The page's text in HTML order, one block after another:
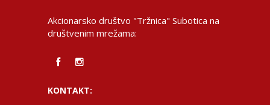
Akcionarsko društvo "Tržnica" Subotica na
društvenim mrežama:
KONTAKT: